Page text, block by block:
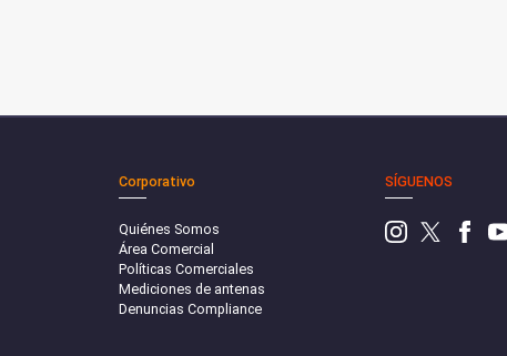
Corporativo
Quiénes Somos
Área Comercial
Políticas Comerciales
Mediciones de antenas
Denuncias Compliance
SÍGUENOS